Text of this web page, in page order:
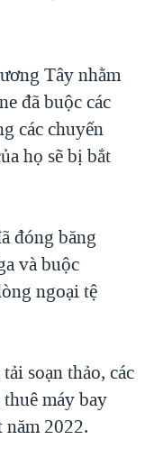
Tây nhằm
đã buộc các
các chuyến
họ sẽ bị bắt
đóng băng
và buộc
ngoại tệ
soạn thảo, các
máy bay
2022.